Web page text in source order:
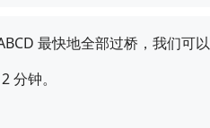
最快地全部过桥，我们可
分钟。